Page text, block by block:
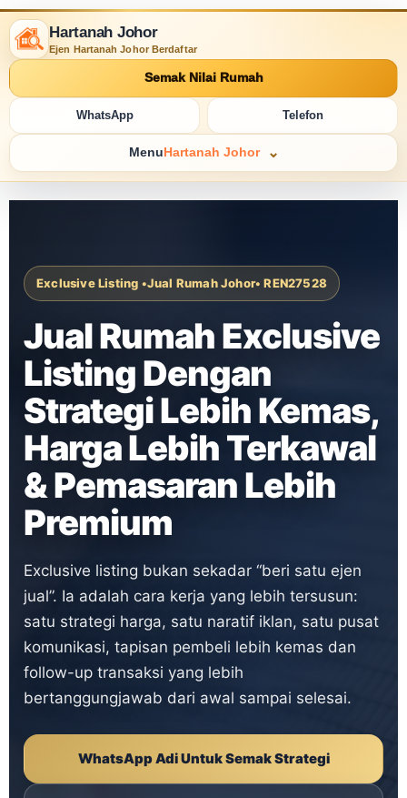
Hartanah Johor
Ejen Hartanah Johor Berdaftar
Semak Nilai Rumah
WhatsApp Telefon
Menu Hartanah Johor
Exclusive Listing •Jual Rumah Johor• REN27528
Jual Rumah Exclusive
Listing Dengan
Strategi Lebih Kemas,
Harga Lebih Terkawal
& Pemasaran Lebih
Premium
Exclusive listing bukan sekadar “beri satu ejen
jual”. Ia adalah cara kerja yang lebih tersusun:
satu strategi harga, satu naratif iklan, satu pusat
komunikasi, tapisan pembeli lebih kemas dan
follow-up transaksi yang lebih
bertanggungjawab dari awal sampai selesai.
WhatsApp Adi Untuk Semak Strategi